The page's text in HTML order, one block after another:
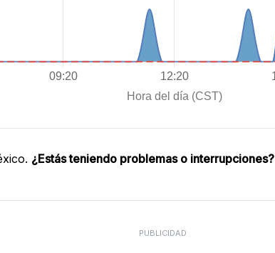
¿Estás teniendo problemas o interrupciones?
PUBLICIDAD